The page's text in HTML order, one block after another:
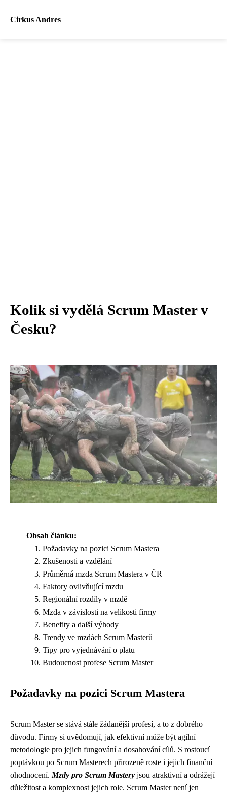
Cirkus Andres
Kolik si vydělá Scrum Master v
Česku?
Obsah článku:
Požadavky na pozici Scrum Mastera
Zkušenosti a vzdělání
Průměrná mzda Scrum Mastera v ČR
Faktory ovlivňující mzdu
Regionální rozdíly v mzdě
Mzda v závislosti na velikosti firmy
Benefity a další výhody
Trendy ve mzdách Scrum Masterů
Tipy pro vyjednávání o platu
Budoucnost profese Scrum Master
Požadavky na pozici Scrum Mastera
Scrum Master se stává stále žádanější profesí, a to z dobrého
důvodu. Firmy si uvědomují, jak efektivní může být agilní
metodologie pro jejich fungování a dosahování cílů. S rostoucí
poptávkou po Scrum Masterech přirozeně roste i jejich finanční
ohodnocení. Mzdy pro Scrum Mastery jsou atraktivní a odrážejí
důležitost a komplexnost jejich role. Scrum Master není jen